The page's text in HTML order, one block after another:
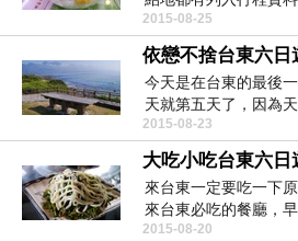
全要...
2015-08-25
今天是在台東的最後
天就第五天了，因為
以最...
2015-08-23
來台東一定要吃一下
來台東必吃的餐廳，
約，不...
2015-08-20